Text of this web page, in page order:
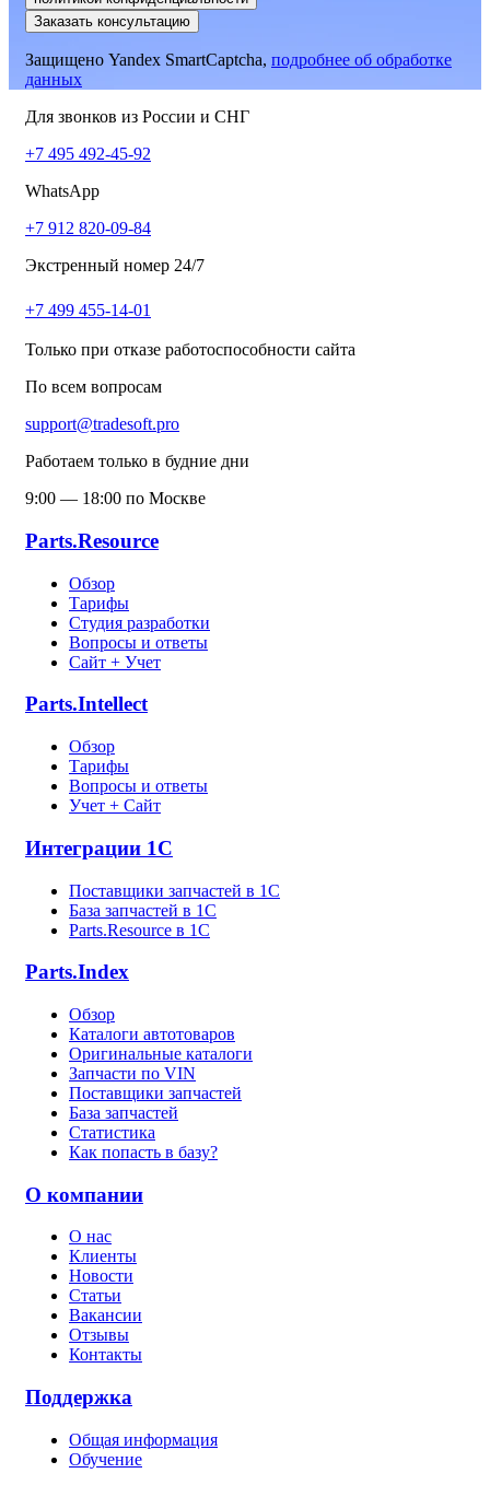
Заказать консультацию
Защищено Yandex SmartCaptcha, подробнее об обработке
данных
Для звонков из России и СНГ
+7 495 492-45-92
WhatsApp
+7 912 820-09-84
Экстренный номер 24/7
+7 499 455-14-01
Только при отказе работоспособности сайта
По всем вопросам
support@tradesoft.pro
Работаем только в будние дни
9:00 — 18:00 по Москве
Parts.Resource
Обзор
Тарифы
Студия разработки
Вопросы и ответы
Сайт + Учет
Parts.Intellect
Обзор
Тарифы
Вопросы и ответы
Учет + Сайт
Интеграции 1С
Поставщики запчастей в 1C
База запчастей в 1С
Parts.Resource в 1C
Parts.Index
Обзор
Каталоги автотоваров
Оригинальные каталоги
Запчасти по VIN
Поставщики запчастей
База запчастей
Статистика
Как попасть в базу?
О компании
О нас
Клиенты
Новости
Статьи
Вакансии
Отзывы
Контакты
Поддержка
Общая информация
Обучение